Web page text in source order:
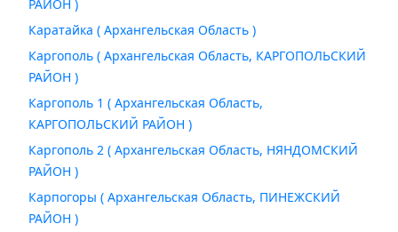
РАЙОН )
Каратайка ( Архангельская Область )
Каргополь ( Архангельская Область, КАРГОПОЛЬСКИЙ
РАЙОН )
Каргополь 1 ( Архангельская Область,
КАРГОПОЛЬСКИЙ РАЙОН )
Каргополь 2 ( Архангельская Область, НЯНДОМСКИЙ
РАЙОН )
Карпогоры ( Архангельская Область, ПИНЕЖСКИЙ
РАЙОН )